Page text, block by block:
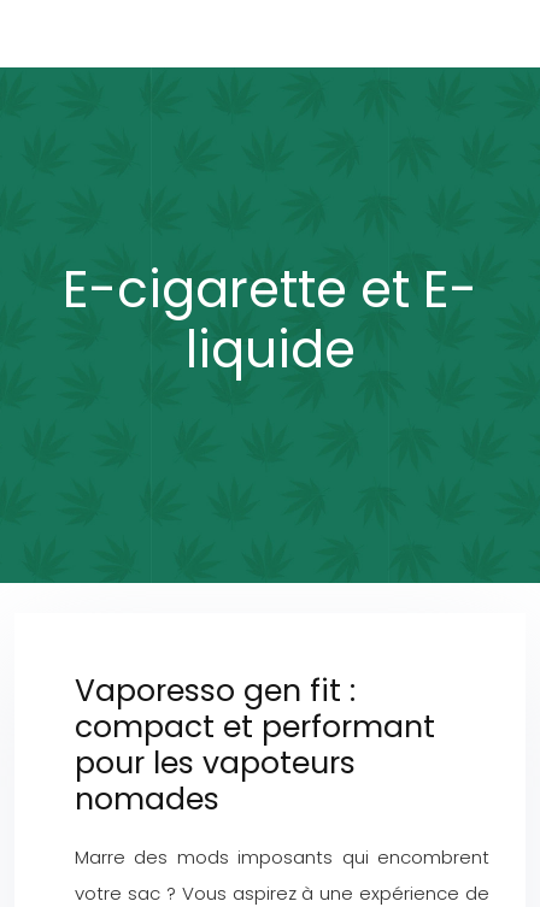
E-cigarette et E-
liquide
Vaporesso gen fit :
compact et performant
pour les vapoteurs
nomades
Marre des mods imposants qui encombrent
votre sac ? Vous aspirez à une expérience de